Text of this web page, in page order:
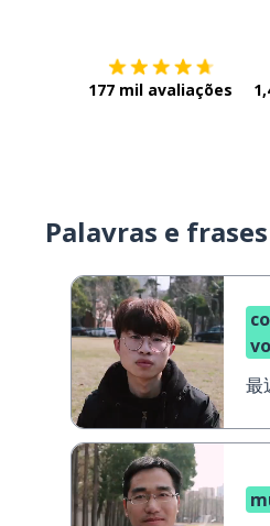
177 mil avaliações
Palavras e
最